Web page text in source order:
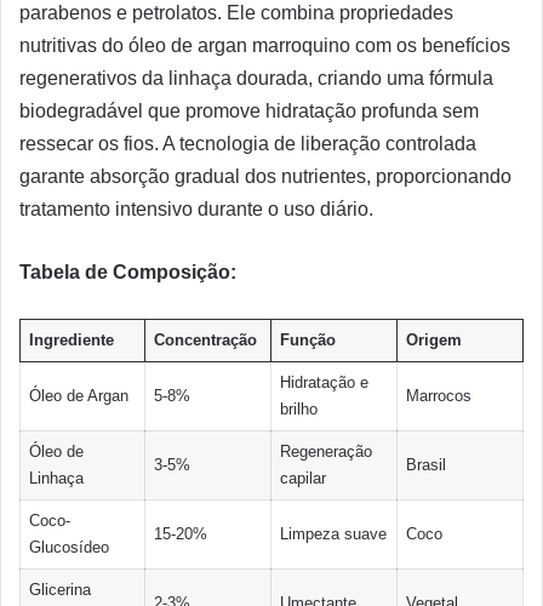
parabenos e petrolatos. Ele combina propriedades
nutritivas do óleo de argan marroquino com os benefícios
regenerativos da linhaça dourada, criando uma fórmula
biodegradável que promove hidratação profunda sem
ressecar os fios. A tecnologia de liberação controlada
garante absorção gradual dos nutrientes, proporcionando
tratamento intensivo durante o uso diário.
Tabela de Composição:
Ingrediente Concentração Função Origem
Óleo de Argan 5-8%
Hidratação e
brilho
Marrocos
Óleo de
Linhaça
3-5%
Regeneração
capilar
Brasil
Coco-
Glucosídeo
15-20% Limpeza suave Coco
Glicerina
2-3% Umectante Vegetal